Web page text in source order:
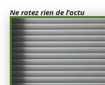
Ne ratez rien de l'actu